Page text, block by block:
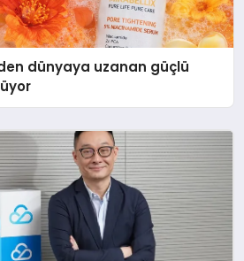
dünyaya uzanan güçlü